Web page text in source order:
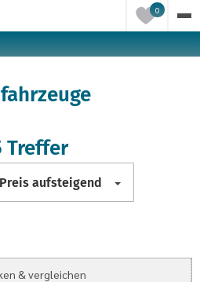
0Einträge
Treffer
aufsteigend
& vergleichen